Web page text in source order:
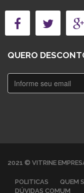
QUERO
2021 © VITRINE
POLITICAS QUEM
DÚVIDAS COMUM